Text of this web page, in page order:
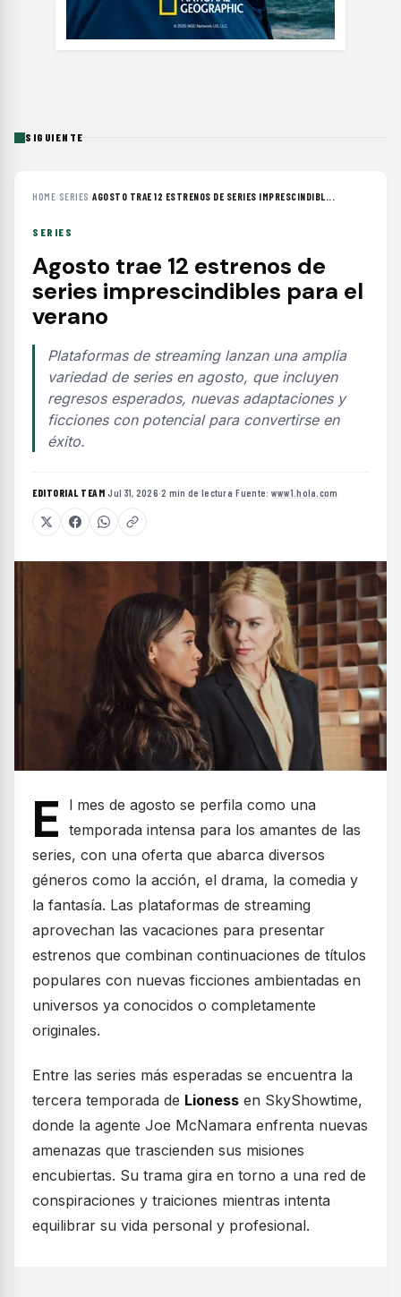
SIGUIENTE
HOME› SERIES ›AGOSTO TRAE 12 ESTRENOS DE SERIES IMPRESCINDIBL...
SERIES
Agosto trae 12 estrenos de
series imprescindibles para el
verano
Plataformas de streaming lanzan una amplia
variedad de series en agosto, que incluyen
regresos esperados, nuevas adaptaciones y
ficciones con potencial para convertirse en
éxito.
EDITORIAL TEAM·Jul 31, 2026·2 min de lectura·Fuente: www1.hola.com
E
l mes de agosto se perfila como una
temporada intensa para los amantes de las
series, con una oferta que abarca diversos
géneros como la acción, el drama, la comedia y
la fantasía. Las plataformas de streaming
aprovechan las vacaciones para presentar
estrenos que combinan continuaciones de títulos
populares con nuevas ficciones ambientadas en
universos ya conocidos o completamente
originales.
Entre las series más esperadas se encuentra la
tercera temporada de Lioness en SkyShowtime,
donde la agente Joe McNamara enfrenta nuevas
amenazas que trascienden sus misiones
encubiertas. Su trama gira en torno a una red de
conspiraciones y traiciones mientras intenta
equilibrar su vida personal y profesional.